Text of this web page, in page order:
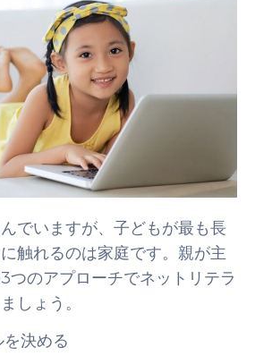
でいますが、子どもが最も長
触れるのは家庭です。親が主
つのアプローチでネットリテラ
しょう。
決める